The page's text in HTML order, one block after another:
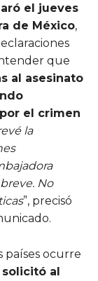
el jueves
de México,
que
al asesinato
el crimen
la
No
”, precisó
ocurre
al